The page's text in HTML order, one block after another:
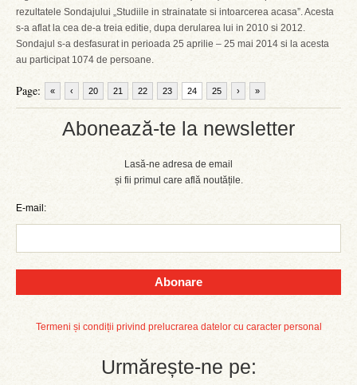
Abonează-te la newsletter
Lasă-ne adresa de email
și fii primul care află noutățile.
E-mail:
Abonare
Termeni și condiții privind prelucrarea datelor cu caracter personal
Urmărește-ne pe:
rezultatele Sondajului „Studiile in strainatate si intoarcerea acasa”. Acesta
s-a aflat la cea de-a treia editie, dupa derularea lui in 2010 si 2012.
Sondajul s-a desfasurat in perioada 25 aprilie – 25 mai 2014 si la acesta
au participat 1074 de persoane.
Page: « ‹ 20 21 22 23 24 25 › »